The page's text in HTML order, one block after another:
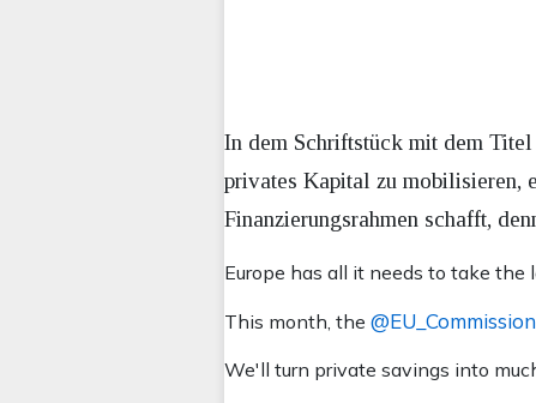
In dem Schriftstück mit dem
privates Kapital zu mobilisieren,
Finanzierungsrahmen schafft,
Europe has all it needs to take the
This month, the @EU_Commission
We'll turn private savings into